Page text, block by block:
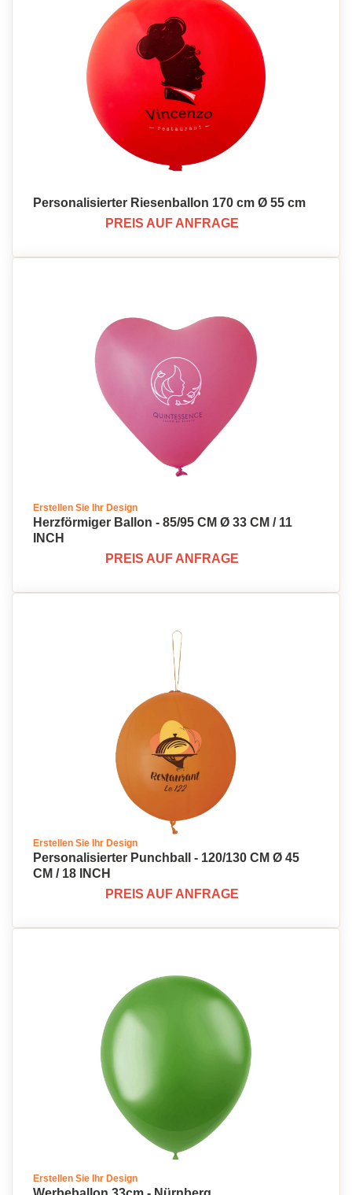
Personalisierter Riesenballon 170 cm Ø 55 cm
PREIS AUF ANFRAGE
Erstellen Sie Ihr Design
Herzförmiger Ballon - 85/95 CM Ø 33 CM / 11
INCH
PREIS AUF ANFRAGE
Erstellen Sie Ihr Design
Personalisierter Punchball - 120/130 CM Ø 45
CM / 18 INCH
PREIS AUF ANFRAGE
Erstellen Sie Ihr Design